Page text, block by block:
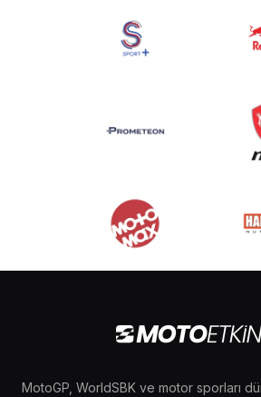
MotoGP, WorldSBK ve motor sporları